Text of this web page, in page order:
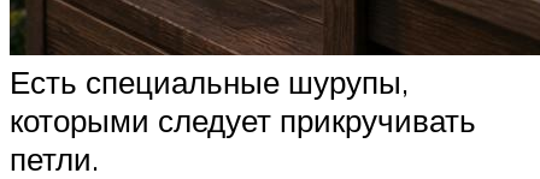
Есть специальные шурупы,
которыми следует прикручивать
петли.